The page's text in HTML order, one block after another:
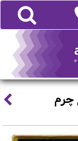
چرم